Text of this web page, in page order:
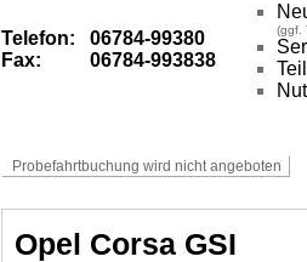
Telefon: 06784-99380
Fax:
06784-993838
(ggf.
Opel Corsa GSI